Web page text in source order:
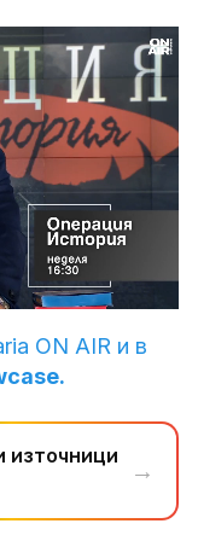
ON AIR и в
източници
→